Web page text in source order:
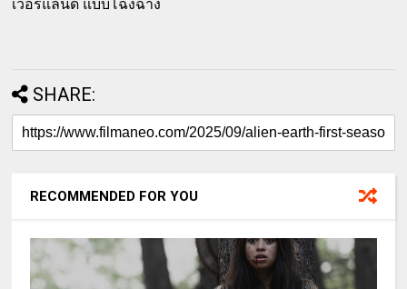
เวอร์แลนด์ แบบโฉ่งฉ่าง
SHARE:
RECOMMENDED FOR YOU